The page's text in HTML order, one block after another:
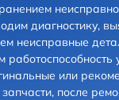
диагностику,
неисправные
работоспособность
или
после